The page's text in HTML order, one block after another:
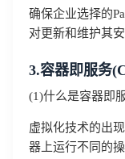
确保企业选择的
对更新和维护其
3.容器即服务
(1)什么是容器即
虚拟化技术的出
器上运行不同的